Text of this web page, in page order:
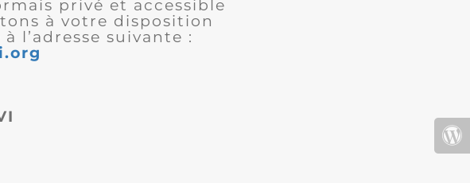
privé et accessible
à votre disposition
l’adresse suivante :